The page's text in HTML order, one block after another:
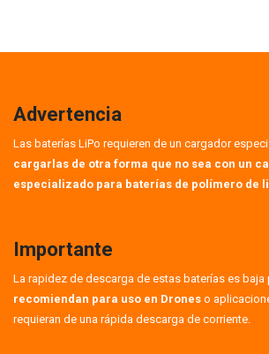
Advertencia
Las baterías LiPo requieren de un cargador
cargarlas de otra forma que no sea con un
especializado para baterías de polímero de
Importante
La rapidez de descarga de estas baterías es baja
recomiendan para uso en Drones o
requieran de una rápida descarga de corriente.